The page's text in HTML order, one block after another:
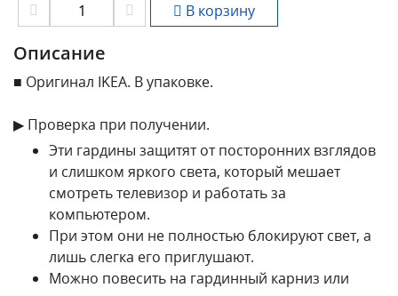
В корзину
Описание
■ Оригинал IKEA. В упаковке.
▶ Проверка при получении.
Эти гардины защитят от посторонних взглядов
и слишком яркого света, который мешает
смотреть телевизор и работать за
компьютером.
При этом они не полностью блокируют свет, а
лишь слегка его приглушают.
Можно повесить на гардинный карниз или